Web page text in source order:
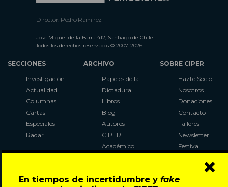
En tiempos de incertidumbre y fake
×
Director: Pedro Ramírez
José Miguel de la Barra 412, Santiago de Chile
Todos los derechos reservados © 2007-2026
SECCIONES
Investigación
Actualidad
Columnas
Cartas
Especiales
Radar
ARCHIVO
Papeles de la
Dictadura
Libros
Blog
Autores
CIPER
Académico
Al Plebiscito
SOBRE CIPER
Hazte Socio
Nosotros
Donaciones
Contacto
Talleres
Newsletter
Festival